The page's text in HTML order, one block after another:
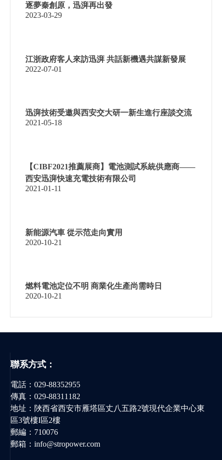
逐夢秦創原，迅湃再出發
2023-03-29
江浙政府客人來訪迅湃 共話新機遇共謀新發展
2022-07-01
迅湃技術受邀與西安交大研一新生進行座談交流
2021-05-18
【CIBF2021推薦展商】電池測試系統供應商——
西安迅湃快速充電技術有限公司
2021-01-11
新能源汽車 從示范走向實用
2020-10-21
燃料電池定位不明 商業化生產尚需時日
2020-10-21
聯系方式：
電話： 029-88352955
傳真：029-88311182
地址：陜西省西安市雁塔區丈八五路2號現代企業中心東
區3號樓I區2樓
郵編：710076
郵箱： info@stropower.com